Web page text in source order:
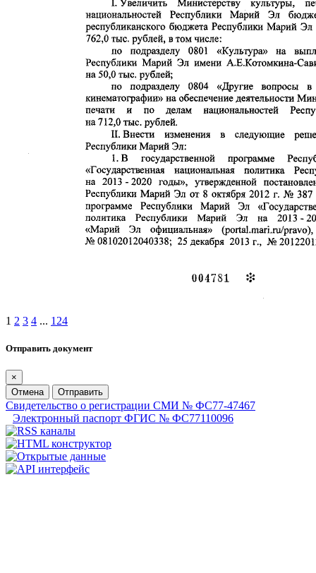
1 2 3 4 ... 124
Отправить документ
×
Отмена
Отправить
Свидетельство о регистрации СМИ № ФС77-47467
Электронный паспорт ФГИС № ФС77110096